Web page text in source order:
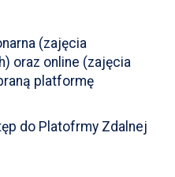
(zajęcia
oraz online (zajęcia
platformę
do Platofrmy Zdalnej